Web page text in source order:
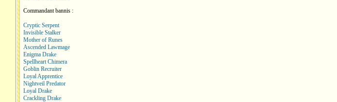
Commandant bannis :
Cryptic Serpent
Invisible Stalker
Mother of Runes
Ascended Lawmage
Enigma Drake
Spellheart Chimera
Goblin Recruiter
Loyal Apprentice
Nightveil Predator
Loyal Drake
Crackling Drake